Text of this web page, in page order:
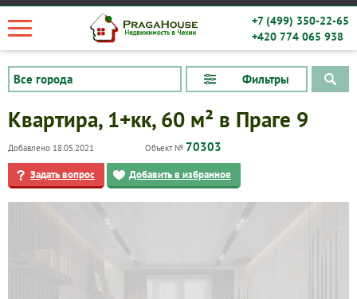
+7 (499) 350-22-65
+420 774 065 938
Фильтры
Квартира, 1+кк, 60 м² в Праге 9
Добавлено 18.05.2021 Объект № 70303
Задать вопрос Добавить в избранное